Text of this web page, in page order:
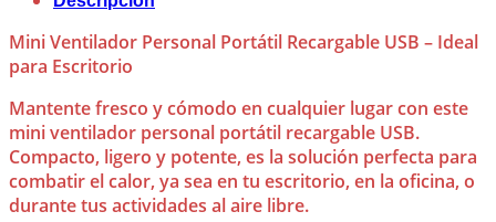
Mini Ventilador Personal Portátil Recargable USB – Ideal
para Escritorio
Mantente fresco y cómodo en cualquier lugar con este
mini ventilador personal portátil recargable USB.
Compacto, ligero y potente, es la solución perfecta para
combatir el calor, ya sea en tu escritorio, en la oficina, o
durante tus actividades al aire libre.